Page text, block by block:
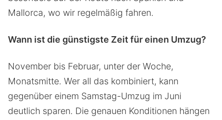
Mallorca, wo wir regelmäßig fahren.
Wann ist die günstigste Zeit für einen Umzug?
November bis Februar, unter der Woche,
Monatsmitte. Wer all das kombiniert, kann
gegenüber einem Samstag-Umzug im Juni
deutlich sparen. Die genauen Konditionen hängen